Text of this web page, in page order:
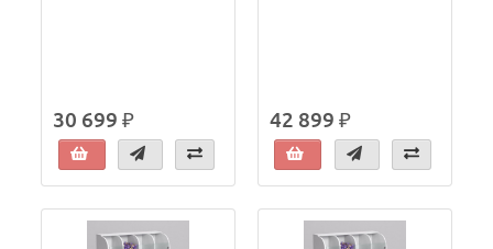
30 699 ₽ 42 899 ₽